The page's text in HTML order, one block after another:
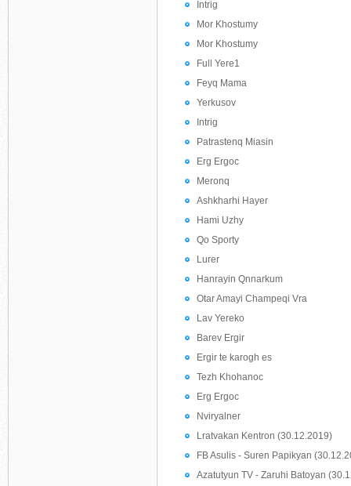
Intrig
Mor Khostumy
Mor Khostumy
Full Yere1
Feyq Mama
Yerkusov
Intrig
Patrastenq Miasin
Erg Ergoc
Meronq
Ashkharhi Hayer
Hami Uzhy
Qo Sporty
Lurer
Hanrayin Qnnarkum
Otar Amayi Champeqi Vra
Lav Yereko
Barev Ergir
Ergir te karogh es
Tezh Khohanoc
Erg Ergoc
Nviryalner
Lratvakan Kentron (30.12.2019)
FB Asulis - Suren Papikyan
Azatutyun TV - Zaruhi Batoyan